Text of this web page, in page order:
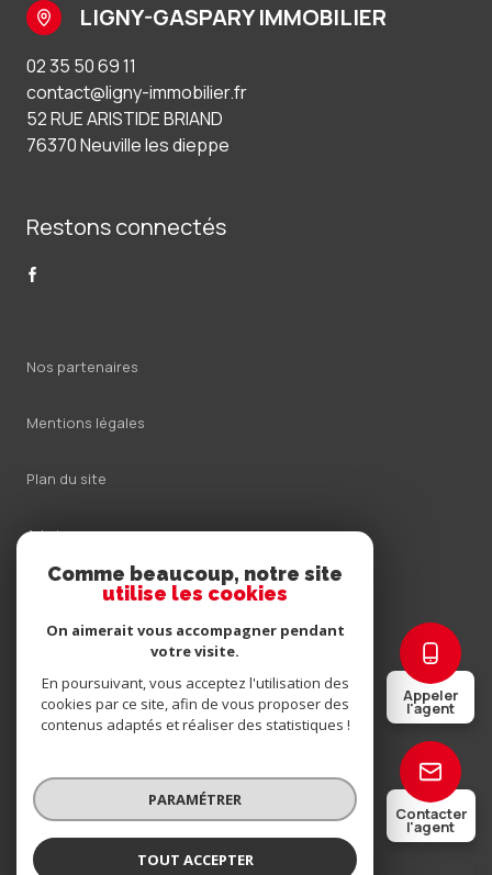
Appeler
l'agent
Contacter
l'agent
LIGNY-GASPARY IMMOBILIER
02 35 50 69 11
contact@ligny-immobilier.fr
52 RUE ARISTIDE BRIAND
76370 Neuville les dieppe
Restons connectés
Nos partenaires
Mentions légales
Plan du site
Admin
Nos honoraires
Cookies
© 2026 | Tous droits réservés
Réalisé par
Comme beaucoup, notre site
utilise les cookies
On aimerait vous accompagner pendant
votre visite.
En poursuivant, vous acceptez l'utilisation des
cookies par ce site, afin de vous proposer des
contenus adaptés et réaliser des statistiques !
PARAMÉTRER
TOUT ACCEPTER